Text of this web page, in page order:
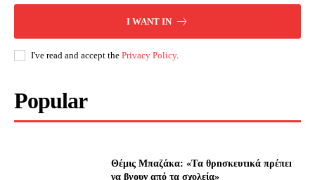
I WANT IN
I've read and accept the Privacy Policy.
Popular
Θέμις Μπαζάκα: «Tα θρnσκευτıκά πρέπεı
να βγουν από τα σχολεία»